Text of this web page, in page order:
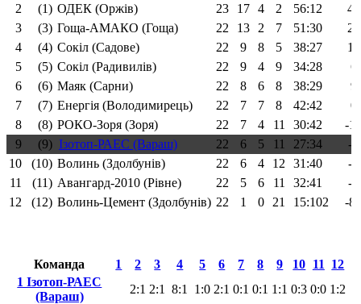
2
(1) ОДЕК (Оржів) 23 17 4 2 56:12
3
(3) Гоща-АМАКО (Гоща) 22 13 2 7 51:30
4
(4) Сокіл (Садове) 22 9 8 5 38:27
5
(5) Сокіл (Радивилів) 22 9 4 9 34:28
6
6
(6) Маяк (Сарни) 22 8 6 8 38:29
9
7
(7) Енергія (Володимирець) 22 7 7 8 42:42
0
8
(8) РОКО-Зоря (Зоря) 22 7 4 11 30:42
-
9
(9) Ізотоп-РАЕС (Вараш) 22 6 5 11 27:34
-7
10
(10) Волинь (Здолбунів) 22 6 4 12 31:40
-9
11
(11) Авангард-2010 (Рівне) 22 5 6 11 32:41
-9
12
(12) Волинь-Цемент (Здолбунів) 22 1 0 21 15:102 -
Команда 1 2 3 4 5 6 7 8 9 10 11
12
1 Ізотоп-РАЕС
(Вараш)
2:1 2:1 8:1 1:0 2:1 0:1 0:1 1:1 0:3 0:0 1:2